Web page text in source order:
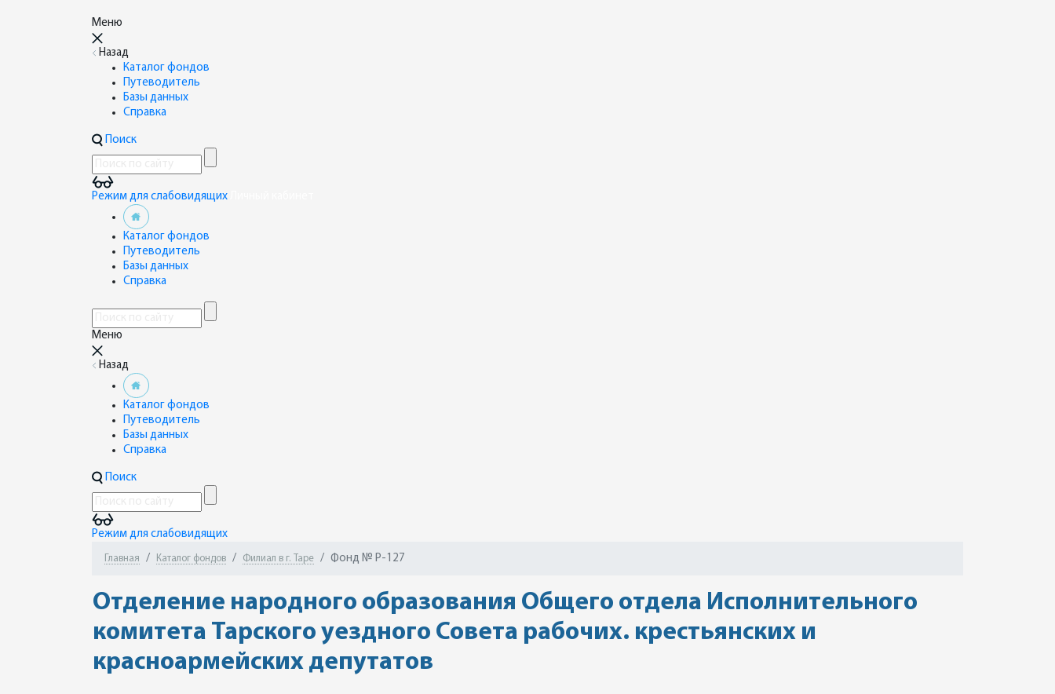
Меню
Назад
Каталог фондов
Путеводитель
Базы данных
Справка
Поиск
Режим для слабовидящих
Каталог фондов
Путеводитель
Базы данных
Справка
Меню
Назад
Каталог фондов
Путеводитель
Базы данных
Справка
Поиск
Режим для слабовидящих
Главная Каталог фондов Филиал в г. Таре Фонд № Р-127
Отделение народного образования Общего отдела Исполнительного
комитета Тарского уездного Совета рабочих. крестьянских и
красноармейских депутатов